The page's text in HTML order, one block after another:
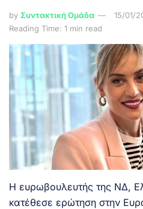
by Συντακτική Ομάδα
15/01/
Reading Time: 1 min read
Η ευρωβουλευτής της ΝΔ,
κατέθεσε ερώτηση στην